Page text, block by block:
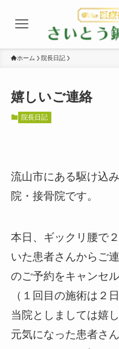
ホーム 院長日記
嬉しいご連絡
院長日記
流山市にある駆け込
院・接骨院です。
本日、ギックリ腰で
いた患者さんからご
のご予約をキャンセ
（１回目の施術は２
当院としましては嬉
元気になった患者さ